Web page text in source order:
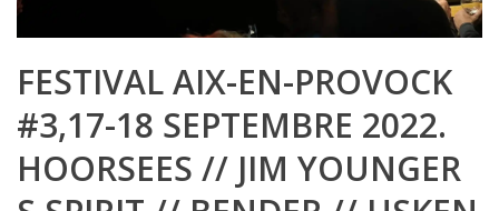
FESTIVAL AIX-EN-PROVOCK
#3,17-18 SEPTEMBRE 2022.
HOORSEES // JIM YOUNGER